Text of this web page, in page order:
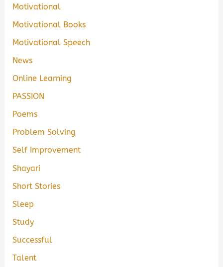
Motivational
Motivational Books
Motivational Speech
News
Online Learning
PASSION
Poems
Problem Solving
Self Improvement
Shayari
Short Stories
Sleep
Study
Successful
Talent